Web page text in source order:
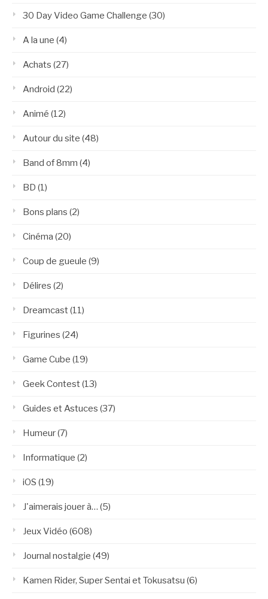
30 Day Video Game Challenge (30)
A la une (4)
Achats (27)
Android (22)
Animé (12)
Autour du site (48)
Band of 8mm (4)
BD (1)
Bons plans (2)
Cinéma (20)
Coup de gueule (9)
Délires (2)
Dreamcast(11)
Figurines (24)
Game Cube (19)
Geek Contest(13)
Guides et Astuces (37)
Humeur(7)
Informatique (2)
iOS (19)
J'aimerais jouer à… (5)
Jeux Vidéo (608)
Journal nostalgie (49)
Kamen Rider, Super Sentai et Tokusatsu (6)